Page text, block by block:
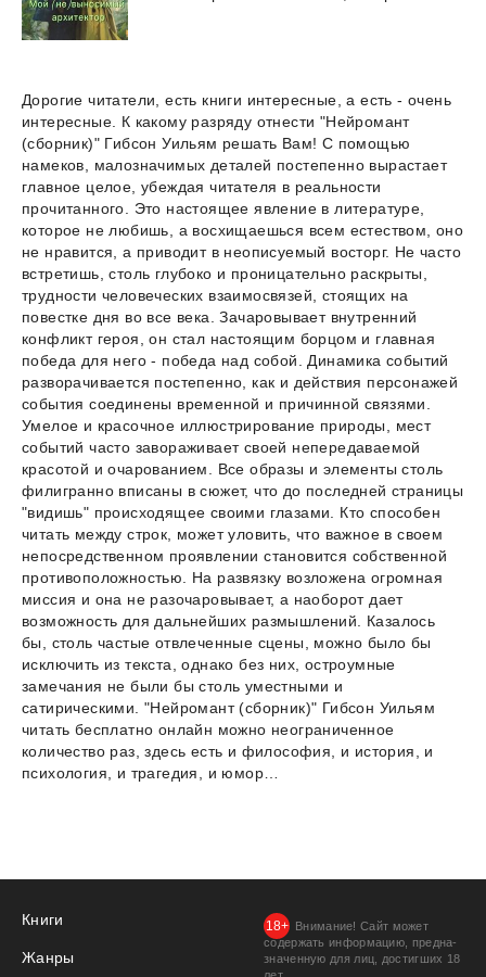
Дорогие читатели, есть книги интересные, а есть - очень
интересные. К какому разряду отнести "Нейромант
(сборник)" Гибсон Уильям решать Вам! С помощью
намеков, малозначимых деталей постепенно вырастает
главное целое, убеждая читателя в реальности
прочитанного. Это настоящее явление в литературе,
которое не любишь, а восхищаешься всем естеством, оно
не нравится, а приводит в неописуемый восторг. Не часто
встретишь, столь глубоко и проницательно раскрыты,
трудности человеческих взаимосвязей, стоящих на
повестке дня во все века. Зачаровывает внутренний
конфликт героя, он стал настоящим борцом и главная
победа для него - победа над собой. Динамика событий
разворачивается постепенно, как и действия персонажей
события соединены временной и причинной связями.
Умелое и красочное иллюстрирование природы, мест
событий часто завораживает своей непередаваемой
красотой и очарованием. Все образы и элементы столь
филигранно вписаны в сюжет, что до последней страницы
"видишь" происходящее своими глазами. Кто способен
читать между строк, может уловить, что важное в своем
непосредственном проявлении становится собственной
противоположностью. На развязку возложена огромная
миссия и она не разочаровывает, а наоборот дает
возможность для дальнейших размышлений. Казалось
бы, столь частые отвлеченные сцены, можно было бы
исключить из текста, однако без них, остроумные
замечания не были бы столь уместными и
сатирическими. "Нейромант (сборник)" Гибсон Уильям
читать бесплатно онлайн можно неограниченное
количество раз, здесь есть и философия, и история, и
психология, и трагедия, и юмор…
Книги
Жанры
Внимание! Сайт может
содержать информацию, предна­
значенную для лиц, дости­гших 18